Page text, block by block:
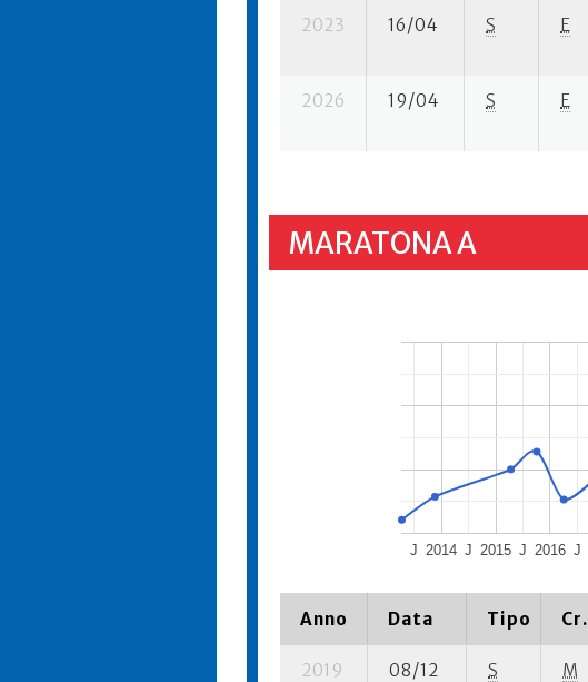
2023 16/04 S E
2026 19/04 S E
MARATONA A
2014 2015 2016
J J J J
Anno Data Tipo Cr.
2019 08/12 S M